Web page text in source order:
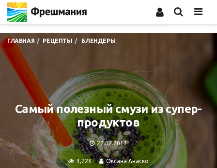
ГЛАВНАЯ РЕЦЕПТЫ БЛЕНДЕРЫ
Самый полезный смузи из супер-
продуктов
22.02.2017
3,223 Оксана Анаско